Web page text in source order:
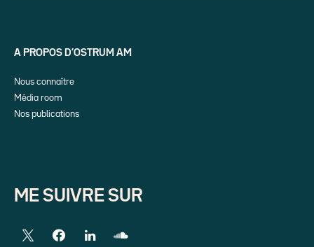
A PROPOS D’OSTRUM AM
Nous connaître
Média room
Nos publications
ME SUIVRE SUR